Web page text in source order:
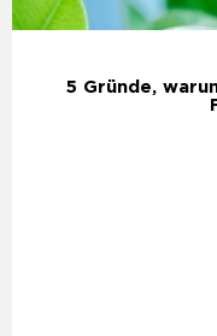
5 Gründe,